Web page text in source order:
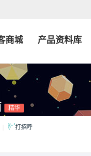
商城 产品资料库
精华
打招呼